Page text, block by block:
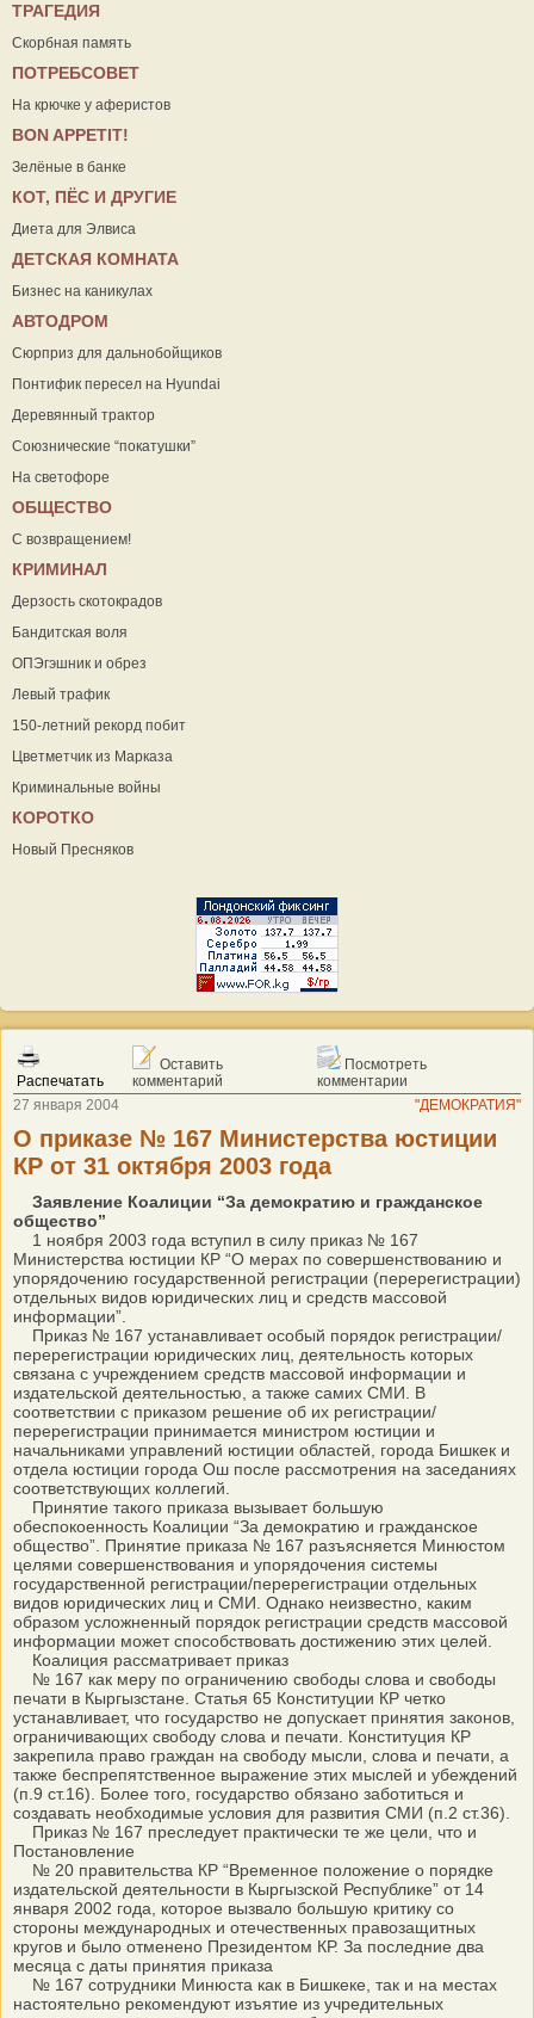
ТРАГЕДИЯ
Скорбная память
ПОТРЕБСОВЕТ
На крючке у аферистов
ВON APPETIT!
Зелёные в банке
КОТ, ПЁС И ДРУГИЕ
Диета для Элвиса
ДЕТСКАЯ КОМНАТА
Бизнес на каникулах
АВТОДРОМ
Сюрприз для дальнобойщиков
Понтифик пересел на Hyundai
Деревянный трактор
Союзнические “покатушки”
На светофоре
ОБЩЕСТВО
С возвращением!
КРИМИНАЛ
Дерзость скотокрадов
Бандитская воля
ОПЭгэшник и обрез
Левый трафик
150-летний рекорд побит
Цветметчик из Марказа
Криминальные войны
КОРОТКО
Новый Пресняков
Распечатать
Оставить
комментарий
Посмотреть
комментарии
27 января 2004
"ДЕМОКРАТИЯ"
О приказе № 167 Министерства юстиции
КР от 31 октября 2003 года
Заявление Коалиции “За демократию и гражданское
общество”
1 ноября 2003 года вступил в силу приказ № 167
Министерства юстиции КР “О мерах по совершенствованию и
упорядочению государственной регистрации (перерегистрации)
отдельных видов юридических лиц и средств массовой
информации”.
Приказ № 167 устанавливает особый порядок регистрации/
перерегистрации юридических лиц, деятельность которых
связана с учреждением средств массовой информации и
издательской деятельностью, а также самих СМИ. В
соответствии с приказом решение об их регистрации/
перерегистрации принимается министром юстиции и
начальниками управлений юстиции областей, города Бишкек и
отдела юстиции города Ош после рассмотрения на заседаниях
соответствующих коллегий.
Принятие такого приказа вызывает большую
обеспокоенность Коалиции “За демократию и гражданское
общество”. Принятие приказа № 167 разъясняется Минюстом
целями совершенствования и упорядочения системы
государственной регистрации/перерегистрации отдельных
видов юридических лиц и СМИ. Однако неизвестно, каким
образом усложненный порядок регистрации средств массовой
информации может способствовать достижению этих целей.
Коалиция рассматривает приказ
№ 167 как меру по ограничению свободы слова и свободы
печати в Кыргызстане. Статья 65 Конституции КР четко
устанавливает, что государство не допускает принятия законов,
ограничивающих свободу слова и печати. Конституция КР
закрепила право граждан на свободу мысли, слова и печати, а
также беспрепятственное выражение этих мыслей и убеждений
(п.9 ст.16). Более того, государство обязано заботиться и
создавать необходимые условия для развития СМИ (п.2 ст.36).
Приказ № 167 преследует практически те же цели, что и
Постановление
№ 20 правительства КР “Временное положение о порядке
издательской деятельности в Кыргызской Республике” от 14
января 2002 года, которое вызвало большую критику со
стороны международных и отечественных правозащитных
кругов и было отменено Президентом КР. За последние два
месяца с даты принятия приказа
№ 167 сотрудники Минюста как в Бишкеке, так и на местах
настоятельно рекомендуют изъятие из учредительных